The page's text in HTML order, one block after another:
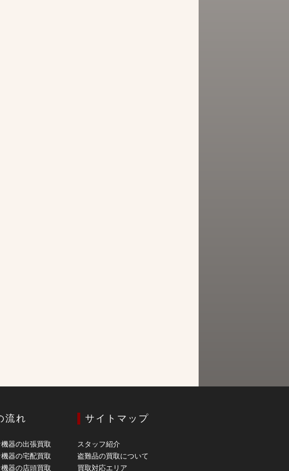
流れ
器の出張買取
器の宅配買取
器の店頭買取
サイトマップ
スタッフ紹介
盗難品の買取について
買取対応エリア